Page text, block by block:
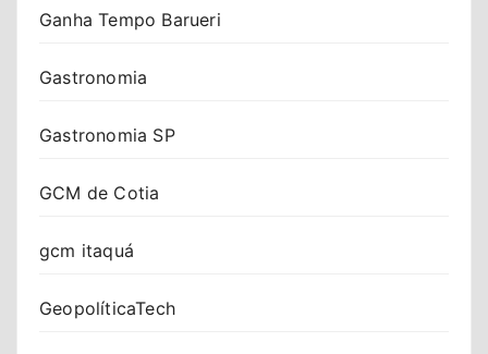
Ganha Tempo Barueri
Gastronomia
Gastronomia SP
GCM de Cotia
gcm itaquá
GeopolíticaTech